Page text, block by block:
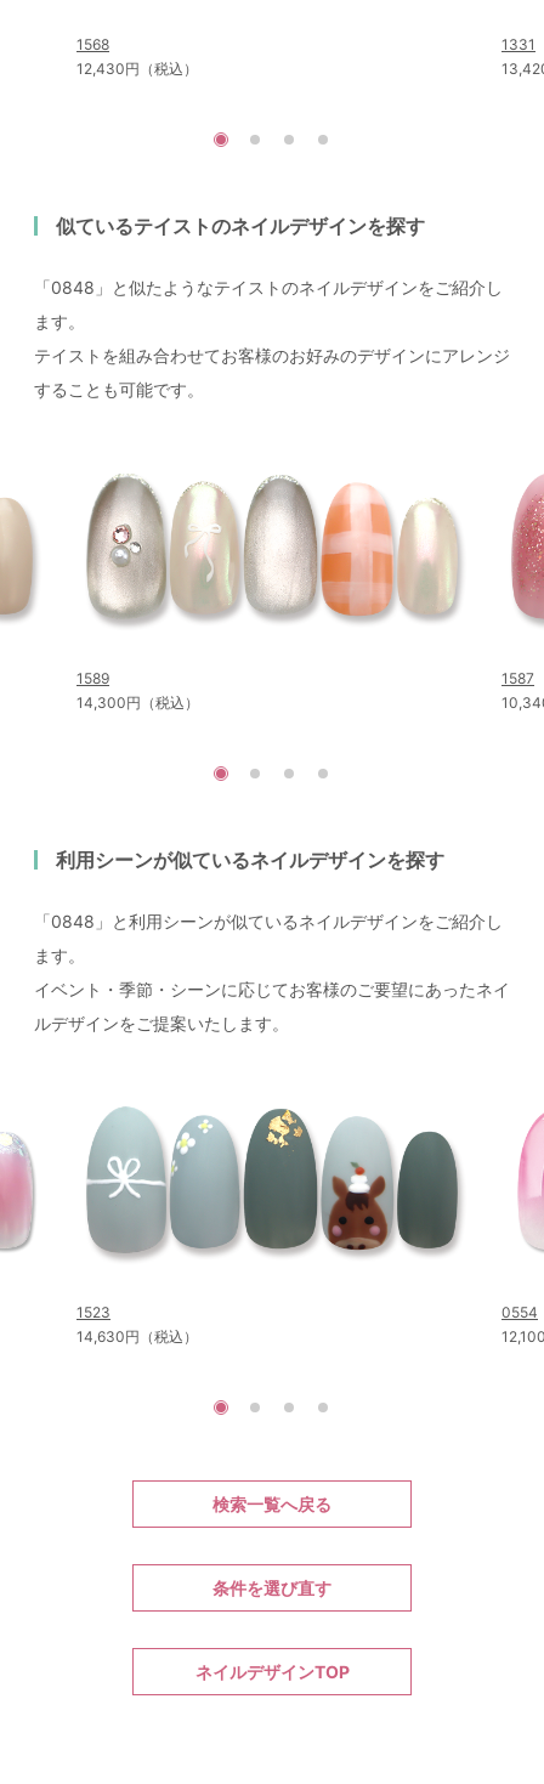
1568
12,430円（税込）
1331
似ているテイストのネイルデザインを探す
「0848」と似たようなテイストのネイルデザインをご紹介し
ます。
テイストを組み合わせてお客様のお好みのデザインにアレンジ
することも可能です。
1589
14,300円（税込）
1587
利用シーンが似ているネイルデザインを探す
「0848」と利用シーンが似ているネイルデザインをご紹介し
ます。
イベント・季節・シーンに応じてお客様のご要望にあったネイ
ルデザインをご提案いたします。
1523
14,630円（税込）
0554
検索一覧へ戻る
条件を選び直す
ネイルデザインTOP